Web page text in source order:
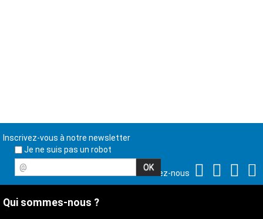
Inscrivez-vous à notre newsletter
Je ne suis pas un robot
@
Suivez-nous
Qui sommes-nous ?